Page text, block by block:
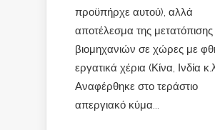
προϋπήρχε αυτού), αλλά
αποτέλεσμα της μετατόπισης
βιομηχανιών σε χώρες με
εργατικά χέρια (Κίνα, Ινδία
Αναφέρθηκε στο τεράστιο
απεργιακό κύμα...